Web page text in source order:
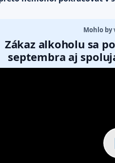
Mohlo by
Zákaz alkoholu sa
septembra aj